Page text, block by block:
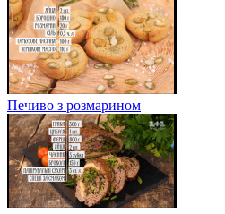
Печиво з розмарином